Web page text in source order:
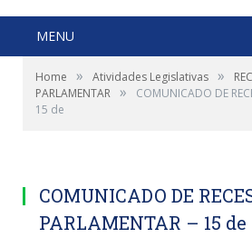
MENU
Home » Atividades Legislativas »
PARLAMENTAR »
COMUNICADO DE
15 de
COMUNICADO DE
PARLAMENTAR – 15 de